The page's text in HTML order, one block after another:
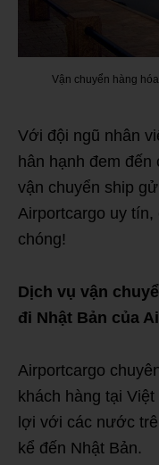
Vận chuyển hàng
Với đội ngũ nhân
hân hạnh đem
vận chuyển ship
Airportcargo uy tín,
chóng!
Dịch vụ vận
đi Nhật Bản của
Airportcargo
khách hàng tại
lợi với các nước
kể đến Nhật Bản.